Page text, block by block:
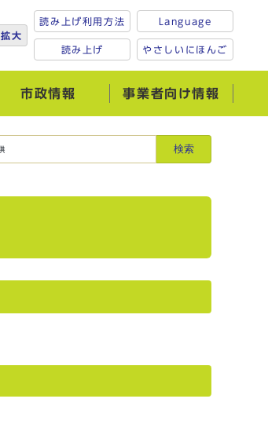
拡大
読み上げ利用方法
読み上げ
Language
やさしいにほんご
市政情報 事業者向け情報
検索